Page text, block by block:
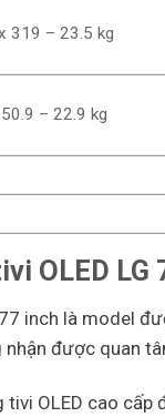
319 – 23.5 kg
– 22.9 kg
OLED LG
inch là model
được quan
tivi OLED cao